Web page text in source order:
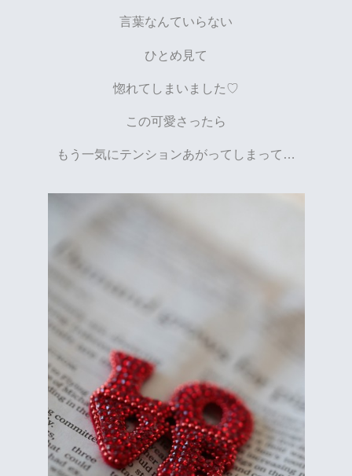
言葉なんていらない
ひとめ見て
惚れてしまいました♡
この可愛さったら
もう一気にテンションあがってしまって…